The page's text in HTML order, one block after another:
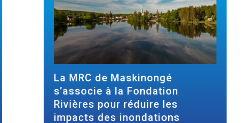
La MRC de Maskinongé
s’associe à la Fondation
Rivières pour réduire les
impacts des inondations